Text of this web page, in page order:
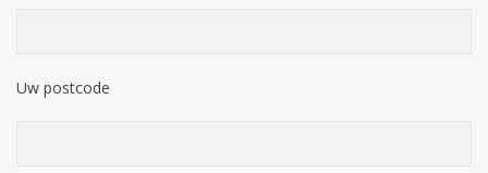
Uw postcode